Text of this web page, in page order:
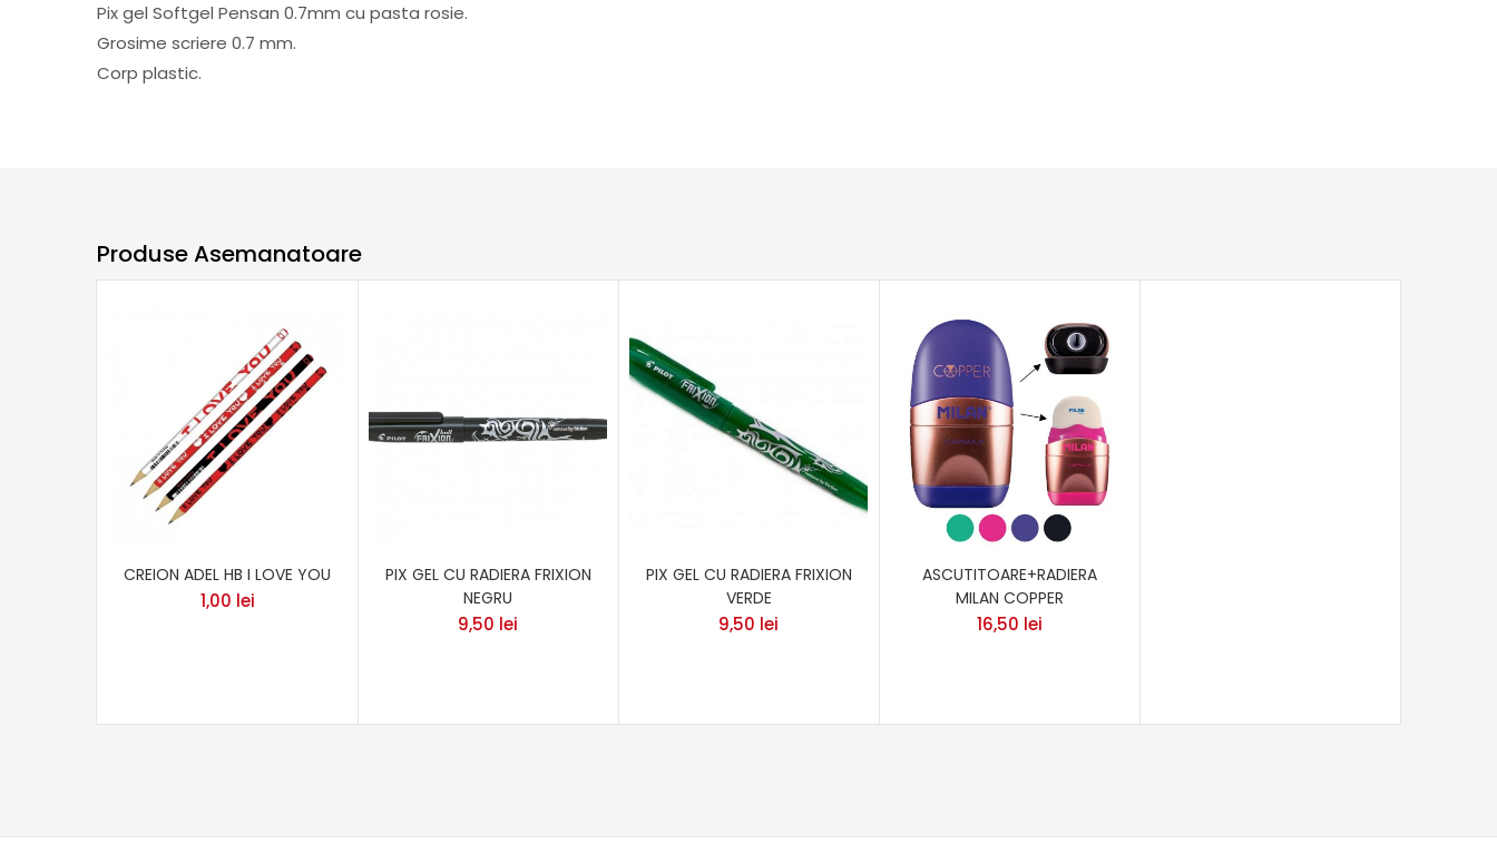
Pix gel Softgel Pensan 0.7mm cu pasta rosie.
Grosime scriere 0.7 mm.
Corp plastic.
Produse Asemanatoare
CREION ADEL HB I LOVE YOU
1,00 lei
PIX GEL CU RADIERA FRIXION
NEGRU
9,50 lei
PIX GEL CU RADIERA FRIXION
VERDE
9,50 lei
ASCUTITOARE+RADIERA
MILAN COPPER
16,50 lei